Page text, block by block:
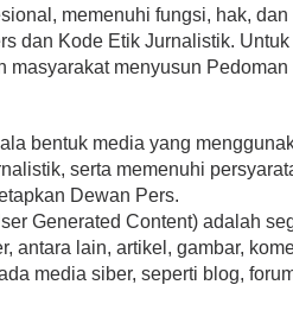
memenuhi fungsi, hak,
dan Kode Etik Jurnalistik.
masyarakat menyusun
bentuk media yang
serta memenuhi
Dewan Pers.
Generated Content) adalah
antara lain, artikel, gambar,
media siber, seperti blog,